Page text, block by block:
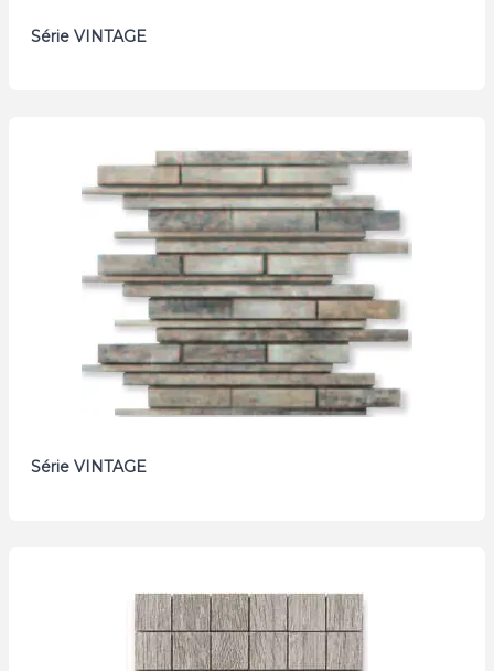
Série VINTAGE
Série VINTAGE